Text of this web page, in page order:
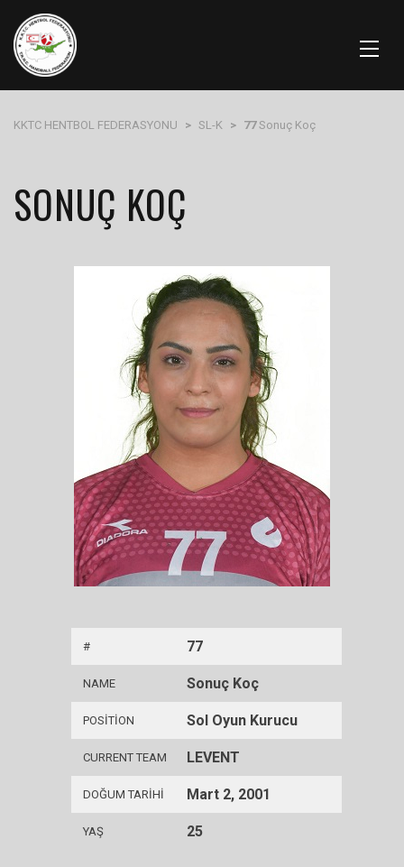
KKTC HENTBOL FEDERASYONU > SL-K > 77Sonuç Koç
SONUÇ KOÇ
# 77
NAME Sonuç Koç
POSITION Sol Oyun Kurucu
CURRENT TEAM LEVENT
DOĞUM TARIHI Mart 2, 2001
YAŞ 25